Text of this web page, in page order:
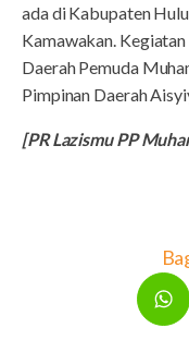
ada di Kabupaten
Kamawakan.
Daerah Pemuda
Pimpinan Daerah
[PR Lazismu PP